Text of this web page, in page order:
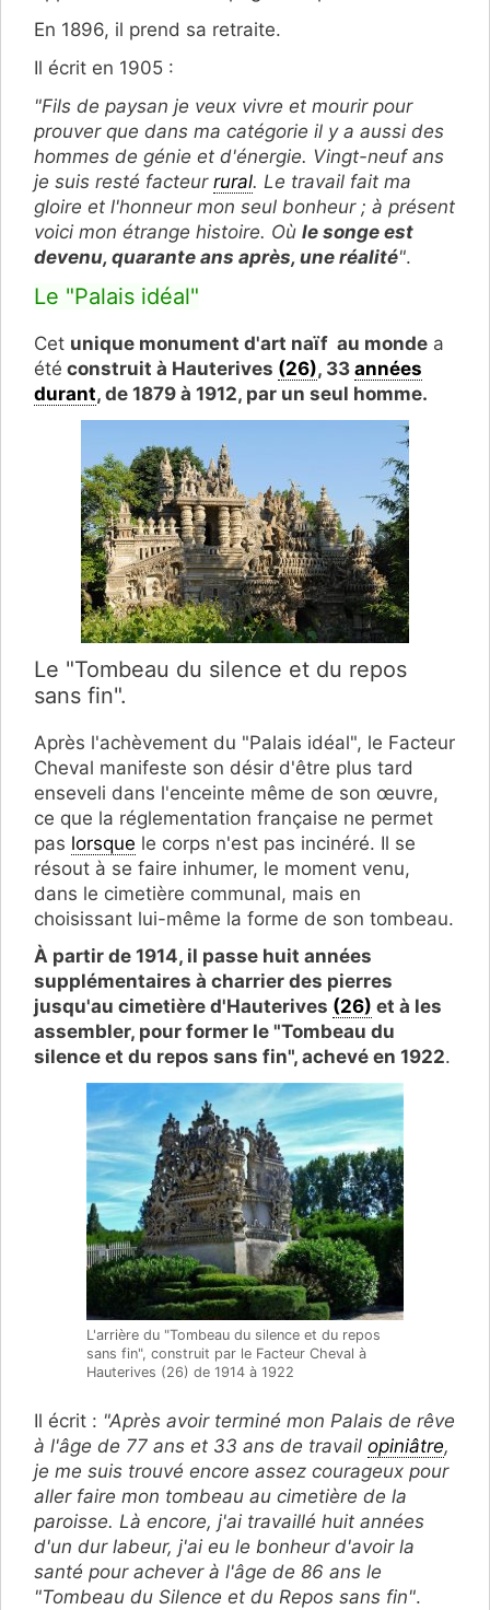
En 1896, il prend sa retraite.
Il écrit en 1905 :
"Fils de paysan je veux vivre et mourir pour
prouver que dans ma catégorie il y a aussi des
hommes de génie et d'énergie. Vingt-neuf ans
je suis resté facteur rural. Le travail fait ma
gloire et l'honneur mon seul bonheur ; à présent
voici mon étrange histoire. Où le songe est
devenu, quarante ans après, une réalité".
Le "Palais idéal"
Cet unique monument d'art naïf au monde a
été construit à Hauterives (26), 33 années
durant, de 1879 à 1912, par un seul homme.
Le "Tombeau du silence et du repos
sans fin".
Après l'achèvement du "Palais idéal", le Facteur
Cheval manifeste son désir d'être plus tard
enseveli dans l'enceinte même de son œuvre,
ce que la réglementation française ne permet
pas lorsque le corps n'est pas incinéré. Il se
résout à se faire inhumer, le moment venu,
dans le cimetière communal, mais en
choisissant lui-même la forme de son tombeau.
À partir de 1914, il passe huit années
supplémentaires à charrier des pierres
jusqu'au cimetière d'Hauterives (26) et à les
assembler, pour former le "Tombeau du
silence et du repos sans fin", achevé en 1922.
L'arrière du "Tombeau du silence et du repos
sans fin", construit par le Facteur Cheval à
Hauterives (26) de 1914 à 1922
Il écrit : "Après avoir terminé mon Palais de rêve
à l'âge de 77 ans et 33 ans de travail opiniâtre,
je me suis trouvé encore assez courageux pour
aller faire mon tombeau au cimetière de la
paroisse. Là encore, j'ai travaillé huit années
d'un dur labeur, j'ai eu le bonheur d'avoir la
santé pour achever à l'âge de 86 ans le
"Tombeau du Silence et du Repos sans fin".